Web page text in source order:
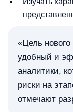
«Цель
удобный и
аналитики,
риски на
отмечают